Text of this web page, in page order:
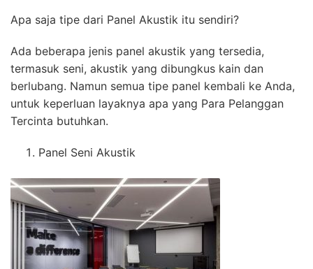
Apa saja tipe dari Panel Akustik itu sendiri?
Ada beberapa jenis panel akustik yang tersedia,
termasuk seni, akustik yang dibungkus kain dan
berlubang. Namun semua tipe panel kembali ke Anda,
untuk keperluan layaknya apa yang Para Pelanggan
Tercinta butuhkan.
Panel Seni Akustik